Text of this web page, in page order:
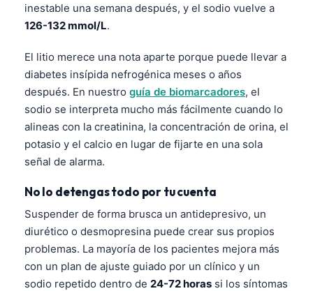
inestable una semana después, y el sodio vuelve a
126-132 mmol/L.
El litio merece una nota aparte porque puede llevar a
diabetes insípida nefrogénica meses o años
después. En nuestro guía de biomarcadores, el
sodio se interpreta mucho más fácilmente cuando lo
alineas con la creatinina, la concentración de orina, el
potasio y el calcio en lugar de fijarte en una sola
señal de alarma.
No lo detengas todo por tu cuenta
Suspender de forma brusca un antidepresivo, un
diurético o desmopresina puede crear sus propios
problemas. La mayoría de los pacientes mejora más
con un plan de ajuste guiado por un clínico y un
sodio repetido dentro de 24-72 horas si los síntomas
سنڌي
සිංහල
অসমীয়া
Galego
Latviešu valoda
Македонски јазик
Euskara
Gàidhlig
Occitan
Afrikaans